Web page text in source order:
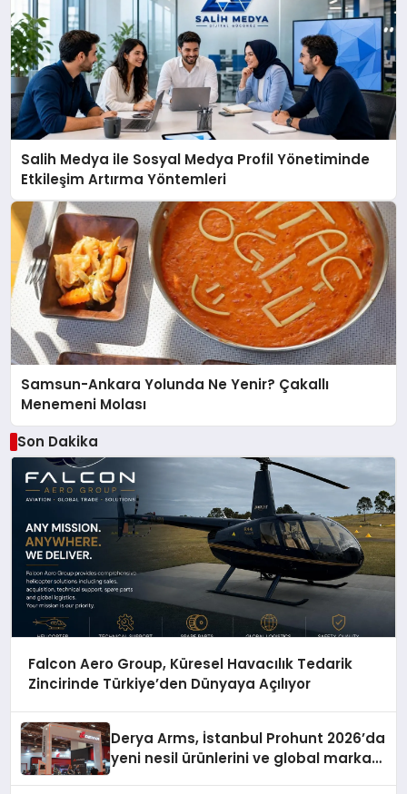
Salih Medya ile Sosyal Medya Profil Yönetiminde
Etkileşim Artırma Yöntemleri
Samsun-Ankara Yolunda Ne Yenir? Çakallı
Menemeni Molası
Son Dakika
Falcon Aero Group, Küresel Havacılık Tedarik
Zincirinde Türkiye’den Dünyaya Açılıyor
Derya Arms, İstanbul Prohunt 2026’da
yeni nesil ürünlerini ve global marka